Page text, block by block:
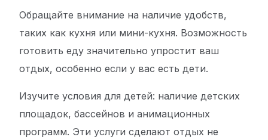
Обращайте внимание на наличие удобств,
таких как кухня или мини-кухня. Возможность
готовить еду значительно упростит ваш
отдых, особенно если у вас есть дети.
Изучите условия для детей: наличие детских
площадок, бассейнов и анимационных
программ. Эти услуги сделают отдых не